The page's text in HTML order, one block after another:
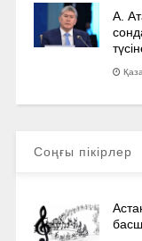
А.
Соңғы пікірлер